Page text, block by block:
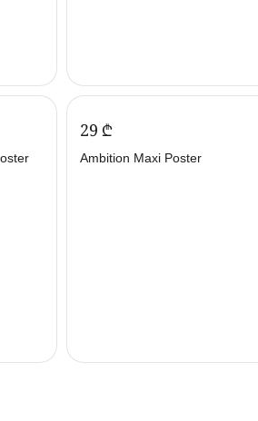
‍29‍ ₾
Ambition Maxi Poster